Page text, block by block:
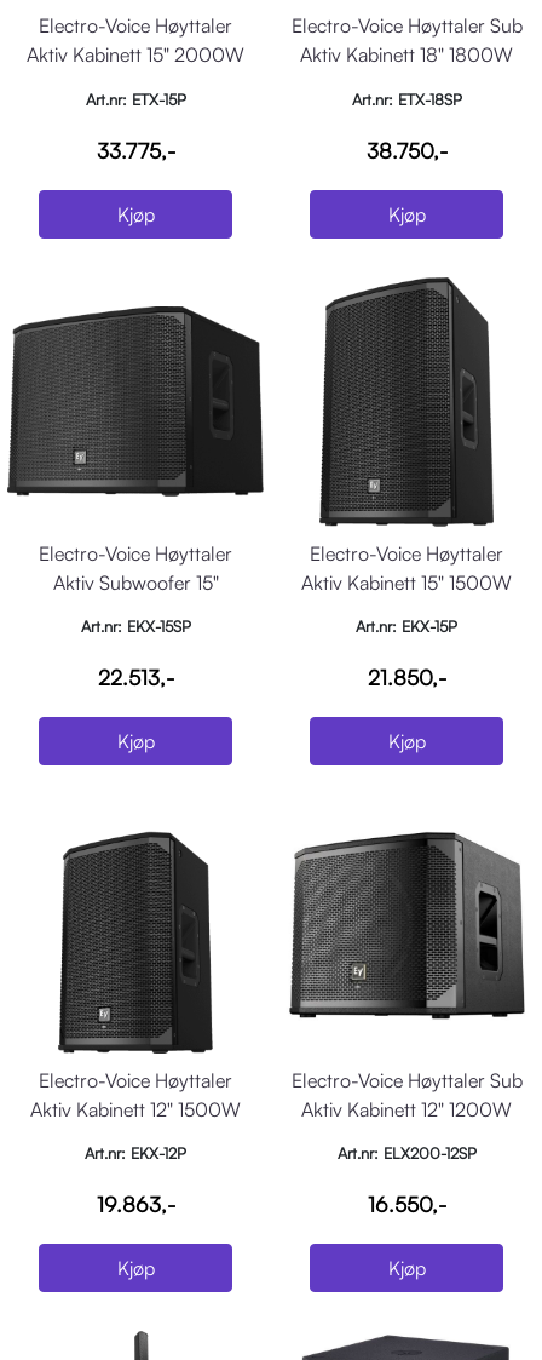
Electro-Voice Høyttaler
Aktiv Kabinett 15" 2000W
Art.nr: ETX-15P
33.775,-
Kjøp
Electro-Voice Høyttaler Sub
Aktiv Kabinett 18" 1800W
Art.nr: ETX-18SP
38.750,-
Kjøp
Electro-Voice Høyttaler
Aktiv Subwoofer 15"
Art.nr: EKX-15SP
22.513,-
Kjøp
Electro-Voice Høyttaler
Aktiv Kabinett 15" 1500W
Art.nr: EKX-15P
21.850,-
Kjøp
Electro-Voice Høyttaler
Aktiv Kabinett 12" 1500W
Art.nr: EKX-12P
19.863,-
Kjøp
Electro-Voice Høyttaler Sub
Aktiv Kabinett 12" 1200W
Art.nr: ELX200-12SP
16.550,-
Kjøp